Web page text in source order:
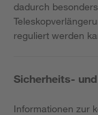
dadurch
reguliert werden
Sicherheits-
Informationen zur